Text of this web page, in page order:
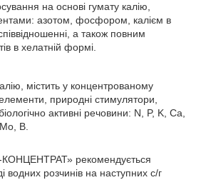
на основі гумату калію,
азотом, фосфором, калієм в
а також повним
в хелатній формі.
містить у концентрованому
природні стимулятори,
активні речовини: N, P, K, Ca,
B.
КОНЦЕНТРАТ» рекомендується
водних розчинів на наступних с/г